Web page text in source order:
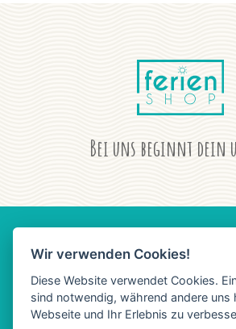
Bei uns beginnt dein
Wir verwenden Cookies!
Diese Website verwendet Cookies.
sind notwendig, während andere uns
Webseite und Ihr Erlebnis zu